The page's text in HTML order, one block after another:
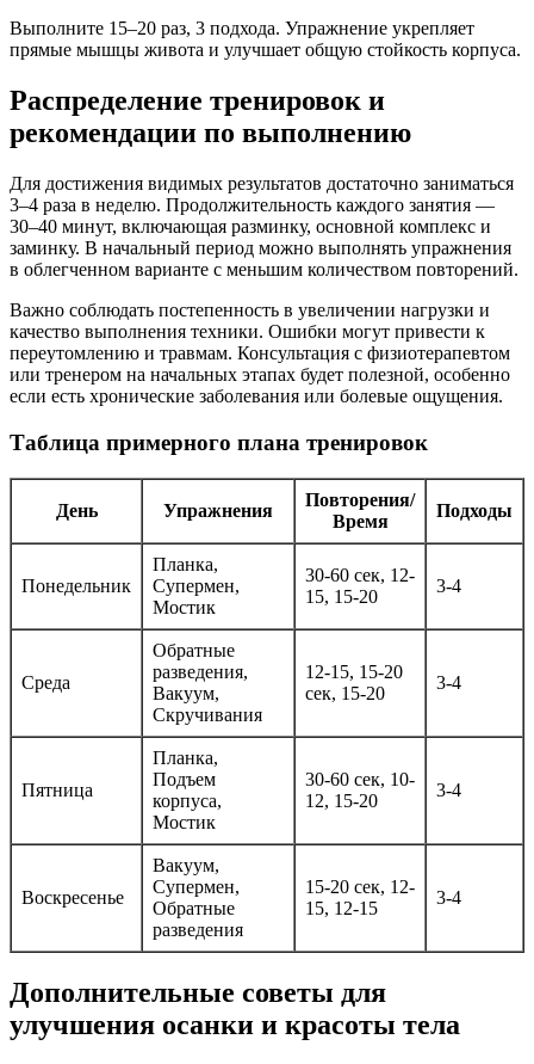
Выполните 15–20 раз, 3 подхода. Упражнение укрепляет
прямые мышцы живота и улучшает общую стойкость корпуса.
Распределение тренировок и
рекомендации по выполнению
Для достижения видимых результатов достаточно заниматься
3–4 раза в неделю. Продолжительность каждого занятия —
30–40 минут, включающая разминку, основной комплекс и
заминку. В начальный период можно выполнять упражнения
в облегченном варианте с меньшим количеством повторений.
Важно соблюдать постепенность в увеличении нагрузки и
качество выполнения техники. Ошибки могут привести к
переутомлению и травмам. Консультация с физиотерапевтом
или тренером на начальных этапах будет полезной, особенно
если есть хронические заболевания или болевые ощущения.
Таблица примерного плана тренировок
День Упражнения
Повторения/
Время
Подходы
Понедельник
Планка,
Супермен,
Мостик
30-60 сек, 12-
15, 15-20
3-4
Среда
Обратные
разведения,
Вакуум,
Скручивания
12-15, 15-20
сек, 15-20
3-4
Пятница
Планка,
Подъем
корпуса,
Мостик
30-60 сек, 10-
12, 15-20
3-4
Воскресенье
Вакуум,
Супермен,
Обратные
разведения
15-20 сек, 12-
15, 12-15
3-4
Дополнительные советы для
улучшения осанки и красоты тела